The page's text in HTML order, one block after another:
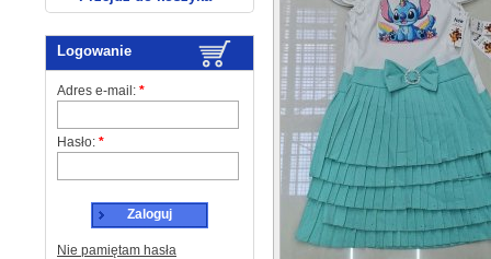
Logowanie
Adres e-mail: *
Hasło: *
Zaloguj
Nie pamiętam hasła